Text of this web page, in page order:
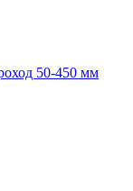
50-450 мм